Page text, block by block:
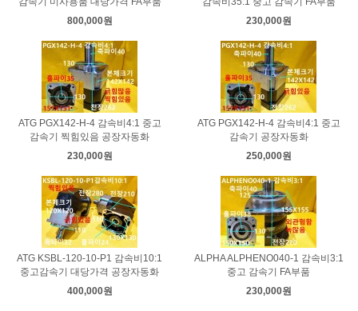
800,000원
230,000원
ATG PGX142-H-4 감속비4:1 중고
감속기 찍힘있음 공장자동화
230,000원
ATG PGX142-H-4 감속비4:1 중고
감속기 공장자동화
250,000원
ATG KSBL-120-10-P1 감속비10:1
중고감속기 대당가격 공장자동화
400,000원
ALPHA ALPHENO040-1 감속비3:1
중고 감속기 FA부품
230,000원